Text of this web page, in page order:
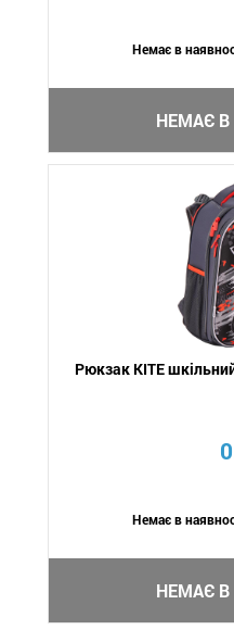
Немає в
НЕМАЄ В
Рюкзак KITE
Немає в
НЕМАЄ В